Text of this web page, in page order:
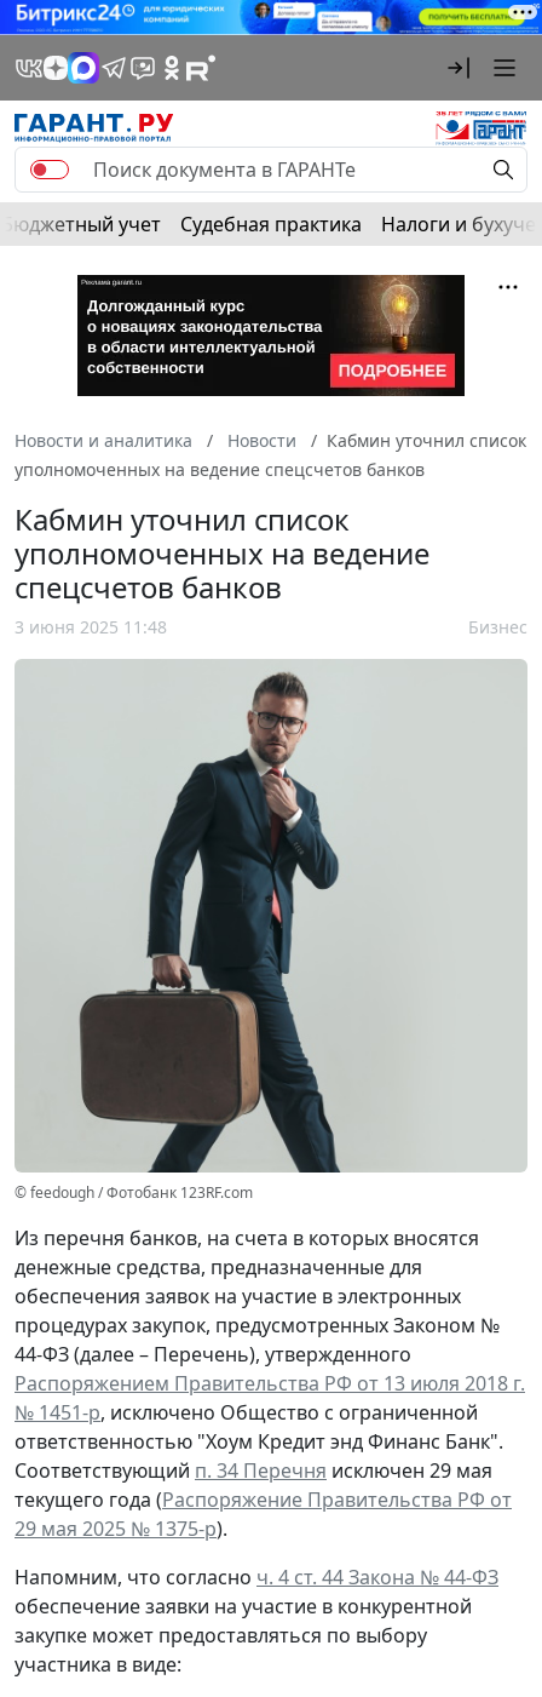
Бюджетный учет Судебная практика Налоги и
Новости и аналитика Новости
Кабмин уточнил список
уполномоченных на ведение спецсчетов банков
Кабмин уточнил список
уполномоченных на ведение
спецсчетов банков
3 июня 2025 11:48 Бизнес
© feedough / Фотобанк 123RF.com
Из перечня банков, на счета в которых вносятся
денежные средства, предназначенные для
обеспечения заявок на участие в электронных
процедурах закупок, предусмотренных Законом №
44-ФЗ (далее – Перечень), утвержденного
Распоряжением Правительства РФ от 13 июля 2018 г.
№ 1451-р, исключено Общество с ограниченной
ответственностью "Хоум Кредит энд Финанс Банк".
Соответствующий п. 34 Перечня исключен 29 мая
текущего года (Распоряжение Правительства РФ от
29 мая 2025 № 1375-р).
Напомним, что согласно ч. 4 ст. 44 Закона № 44-ФЗ
обеспечение заявки на участие в конкурентной
закупке может предоставляться по выбору
участника в виде: